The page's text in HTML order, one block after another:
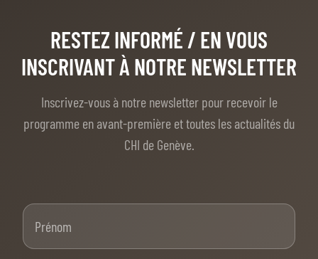
RESTEZ INFORMÉ / EN VOUS
INSCRIVANT À NOTRE NEWSLETTER
Inscrivez-vous à notre newsletter pour recevoir le
programme en avant-première et toutes les actualités du
CHI de Genève.